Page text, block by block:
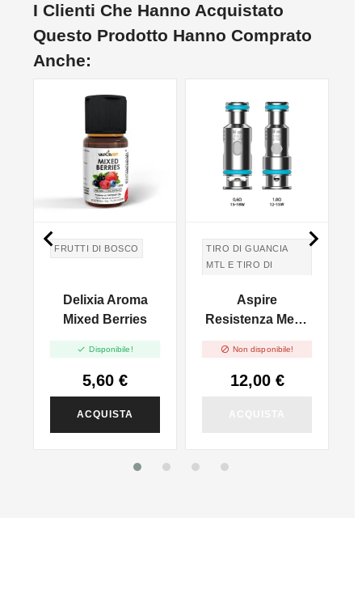
I Clienti Che Hanno Acquistato
Questo Prodotto Hanno Comprato
Anche:
FRUTTI DI BOSCO
Delixia Aroma
Mixed Berries
 Disponibile!
5,60 €
ACQUISTA
TIRO DI GUANCIA
MTL E TIRO DI
TIRO IN GUANCIA
MTL E TIRO DI
Aspire
Resistenza Mesh
5pz
 Non disponibile!
12,00 €
 